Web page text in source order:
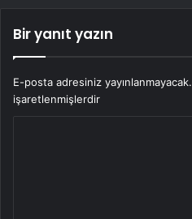
Bir yanıt yazın
E-posta adresiniz yayınlanmayacak.
işaretlenmişlerdir